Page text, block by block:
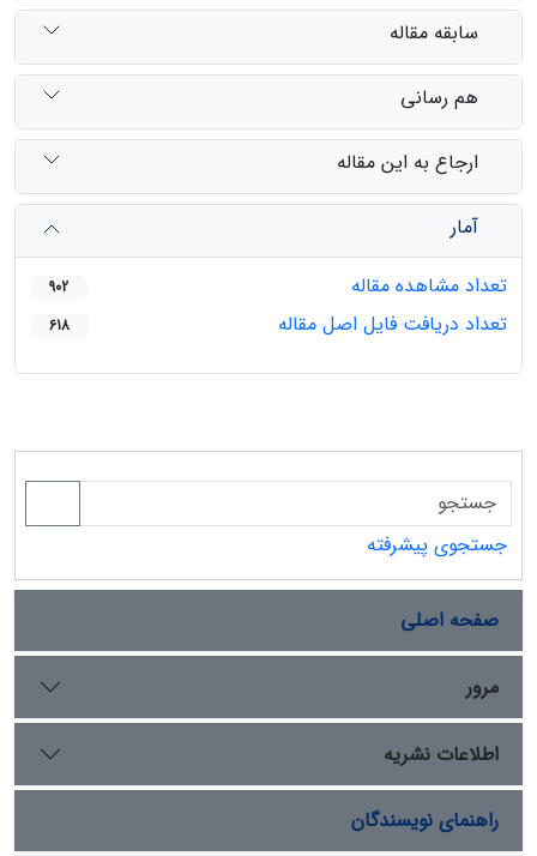
سابقه مقاله
هم رسانی
ارجاع به این مقاله
آمار
تعداد مشاهده مقاله
902
تعداد دریافت فایل اصل مقاله 618
جستجوی پیشرفته
صفحه اصلی
مرور
اطلاعات نشریه
راهنمای نویسندگان